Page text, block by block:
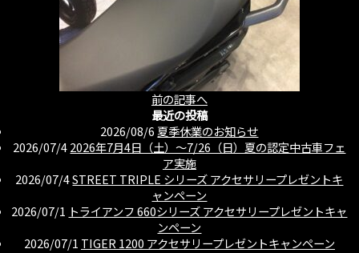
前の記事へ
最近の投稿
2026/08/6 夏季休業のお知らせ
2026/07/42026年7月4日（土）〜7/26（日）夏の認定中古車フェ
ア実施
2026/07/4STREET TRIPLE シリーズ アクセサリープレゼントキ
ャンペーン
2026/07/1 トライアンフ 660シリーズ アクセサリープレゼントキャ
ンペーン
2026/07/1 TIGER 1200 アクセサリープレゼントキャンペーン